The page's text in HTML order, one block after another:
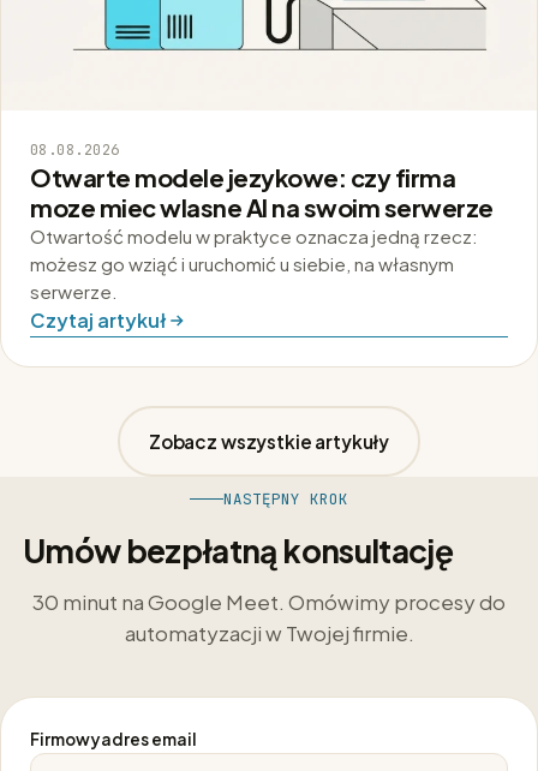
08.08.2026
Otwarte modele jezykowe: czy firma
moze miec wlasne AI na swoim serwerze
Otwartość modelu w praktyce oznacza jedną rzecz:
możesz go wziąć i uruchomić u siebie, na własnym
serwerze.
Czytaj artykuł
Zobacz wszystkie artykuły
NASTĘPNY KROK
Umów bezpłatną konsultację
30 minut na Google Meet. Omówimy procesy do
automatyzacji w Twojej firmie.
Firmowy adres email